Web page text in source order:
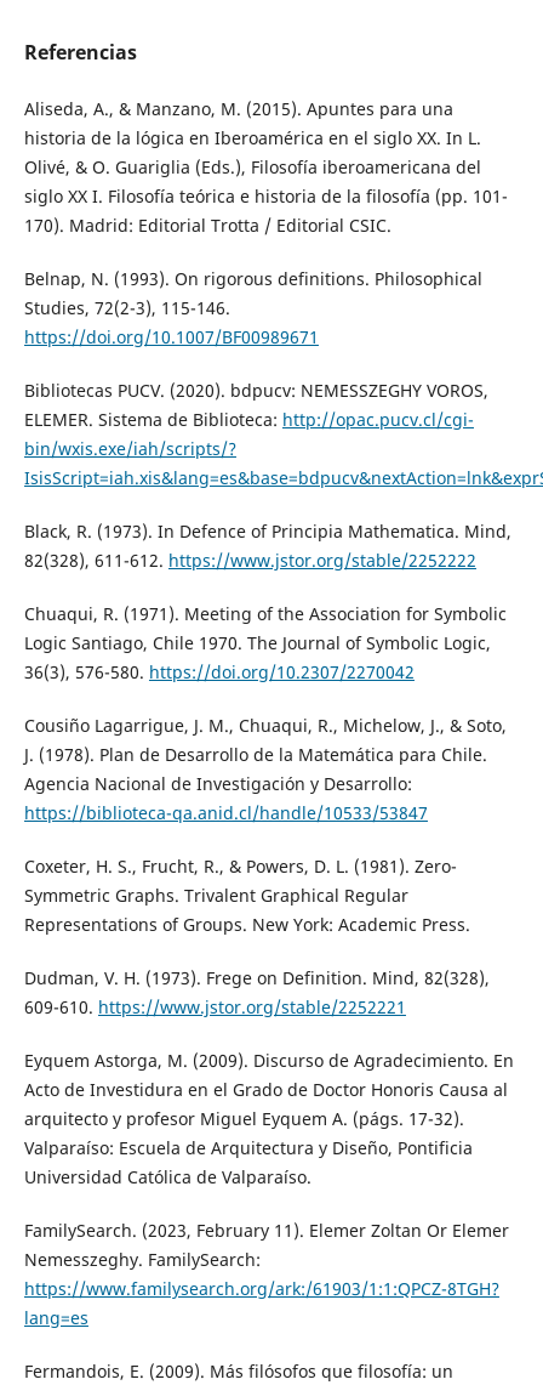
Referencias
Aliseda, A., & Manzano, M. (2015). Apuntes para una
historia de la lógica en Iberoamérica en el siglo XX. In L.
Olivé, & O. Guariglia (Eds.), Filosofía iberoamericana del
siglo XX I. Filosofía teórica e historia de la filosofía (pp. 101-
170). Madrid: Editorial Trotta / Editorial CSIC.
Belnap, N. (1993). On rigorous definitions. Philosophical
Studies, 72(2-3), 115-146.
https://doi.org/10.1007/BF00989671
Bibliotecas PUCV. (2020). bdpucv: NEMESSZEGHY VOROS,
ELEMER. Sistema de Biblioteca: http://opac.pucv.cl/cgi-
bin/wxis.exe/iah/scripts/?
Black, R. (1973). In Defence of Principia Mathematica. Mind,
82(328), 611-612. https://www.jstor.org/stable/2252222
Chuaqui, R. (1971). Meeting of the Association for Symbolic
Logic Santiago, Chile 1970. The Journal of Symbolic Logic,
36(3), 576-580. https://doi.org/10.2307/2270042
Cousiño Lagarrigue, J. M., Chuaqui, R., Michelow, J., & Soto,
J. (1978). Plan de Desarrollo de la Matemática para Chile.
Agencia Nacional de Investigación y Desarrollo:
https://biblioteca-qa.anid.cl/handle/10533/53847
Coxeter, H. S., Frucht, R., & Powers, D. L. (1981). Zero-
Symmetric Graphs. Trivalent Graphical Regular
Representations of Groups. New York: Academic Press.
Dudman, V. H. (1973). Frege on Definition. Mind, 82(328),
609-610. https://www.jstor.org/stable/2252221
Eyquem Astorga, M. (2009). Discurso de Agradecimiento. En
Acto de Investidura en el Grado de Doctor Honoris Causa al
arquitecto y profesor Miguel Eyquem A. (págs. 17-32).
Valparaíso: Escuela de Arquitectura y Diseño, Pontificia
Universidad Católica de Valparaíso.
FamilySearch. (2023, February 11). Elemer Zoltan Or Elemer
Nemesszeghy. FamilySearch:
https://www.familysearch.org/ark:/61903/1:1:QPCZ-8TGH?
lang=es
Fermandois, E. (2009). Más filósofos que filosofía: un